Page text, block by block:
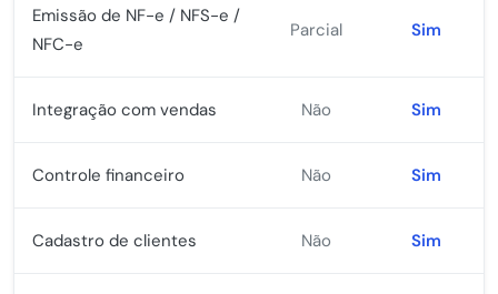
Emissão de NF-e / NFS-e /
NFC-e
Parcial Sim
Integração com vendas Não Sim
Controle financeiro Não Sim
Cadastro de clientes Não Sim